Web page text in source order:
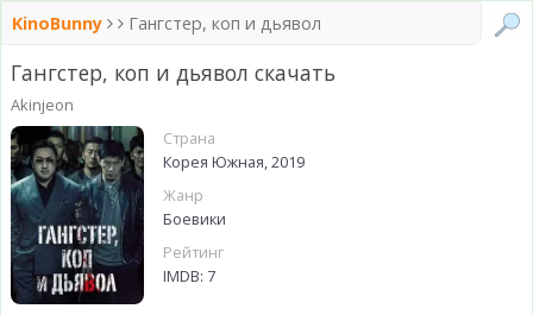
KinoBunny Гангстер, коп и дьявол
Гангстер, коп и дьявол скачать
Akinjeon
Страна
Корея Южная, 2019
Жанр
Боевики
Рейтинг
IMDB: 7